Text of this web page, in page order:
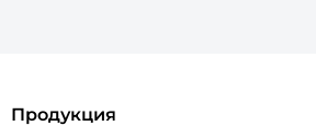
Продукция